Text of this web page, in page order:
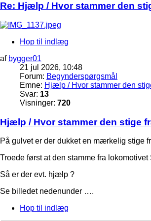
Re: Hjælp / Hvor stammer den
Hop til indlæg
af bygger01
21 jul 2026, 10:48
Forum: Begynderspørgsmål
Emne: Hjælp / Hvor stammer den
Svar: 13
Visninger: 720
Hjælp / Hvor stammer den stige
På gulvet er der dukket en mærkelig stige
Troede først at den stamme fra
Så er der evt. hjælp ?
Se billedet nedenunder ….
Hop til indlæg